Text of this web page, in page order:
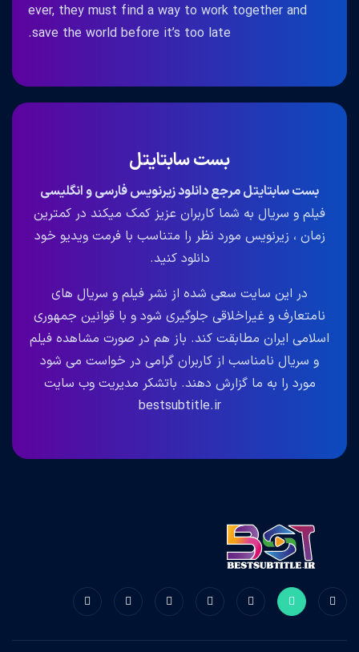
ever, they must find a way to work together and
save the world before it’s too late.
بست سابتایتل
بست سابتایتل مرجع دانلود زیرنویس فارسی و انگلیسی
فیلم و سریال به شما کاربران عزیز کمک میکند در کمترین
زمان ، زیرنویس مورد نظر را متناسب با فرمت ویدیو خود
دانلود کنید.
در این سایت سعی شده از نشر فیلم و سریال های
نامتعارف و غیراخلاقی جلوگیری شود و با قوانین جمهوری
اسلامی ایران مطابقت کند. باز هم در صورت مشاهده فیلم
و سریال نامناسب از کاربران گرامی در خواست می شود
مورد را به ما گزارش دهند. باتشکر مدیریت وب سایت
bestsubtitle.ir